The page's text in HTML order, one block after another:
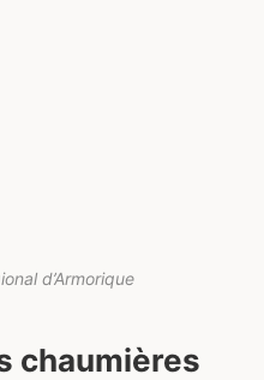
d’Armorique
chaumières